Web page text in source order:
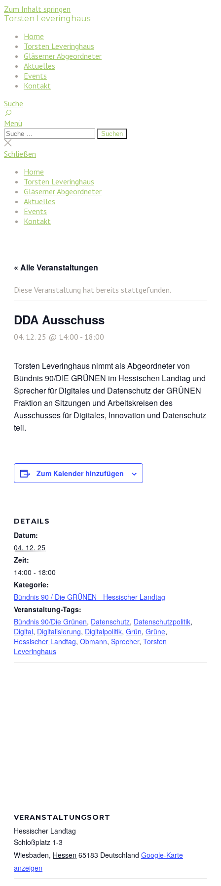
Zum Inhalt springen
Torsten Leveringhaus
Home
Torsten Leveringhaus
Gläserner Abgeordneter
Aktuelles
Events
Kontakt
Suche
Menü
Suchen
nach:
Suchen
Suche
schließen
Schließen
Home
Torsten Leveringhaus
Gläserner Abgeordneter
Aktuelles
Events
Kontakt
« Alle Veranstaltungen
Diese Veranstaltung hat bereits stattgefunden.
DDA Ausschuss
04. 12. 25 @ 14:00 - 18:00
Torsten Leveringhaus nimmt als Abgeordneter von
Bündnis 90/DIE GRÜNEN im Hessischen Landtag und
Sprecher für Digitales und Datenschutz der GRÜNEN
Fraktion an Sitzungen und Arbeitskreisen des
Ausschusses für Digitales, Innovation und Datenschutz
teil.
Zum Kalender hinzufügen
DETAILS
Datum:
04. 12. 25
Zeit:
14:00 - 18:00
Kategorie:
Bündnis 90 / Die GRÜNEN - Hessischer Landtag
Veranstaltung-Tags:
Bündnis 90/Die Grünen, Datenschutz, Datenschutzpolitik,
Digital, Digitalisierung, Digitalpolitik, Grün, Grüne,
Hessischer Landtag, Obmann, Sprecher, Torsten
Leveringhaus
VERANSTALTUNGSORT
Hessischer Landtag
Schloßplatz 1-3
Wiesbaden, Hessen 65183 Deutschland Google-Karte
anzeigen